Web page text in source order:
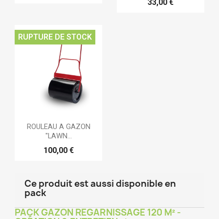
33,00 €
ROULEAU A GAZON
"LAWN...
100,00 €
RUPTURE DE STOCK
Ce produit est aussi disponible en
pack
PACK GAZON REGARNISSAGE 120 M² -